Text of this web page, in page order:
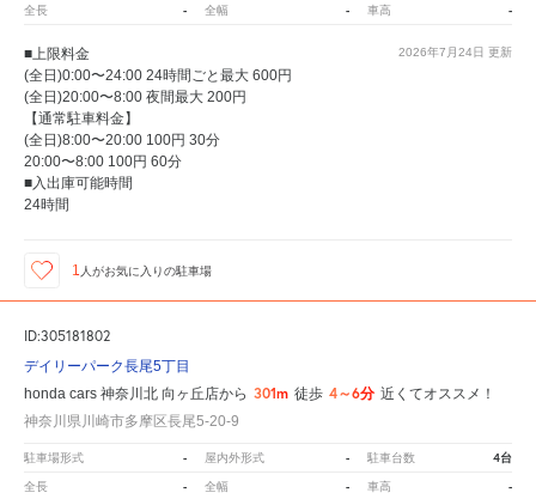
全長 - 全幅 - 車高 -
2026年7月24日 更新
■上限料金
(全日)0:00〜24:00 24時間ごと最大 600円
(全日)20:00〜8:00 夜間最大 200円
【通常駐車料金】
(全日)8:00〜20:00 100円 30分
20:00〜8:00 100円 60分
■入出庫可能時間
24時間
1 人がお気に入りの駐車場
ID:305181802
デイリーパーク長尾5丁目
honda cars 神奈川北 向ヶ丘店から 301m 徒歩 4～6分 近くてオススメ！
神奈川県川崎市多摩区長尾5-20-9
駐車場形式 - 屋内外形式 - 駐車台数 4台
全長 - 全幅 - 車高 -